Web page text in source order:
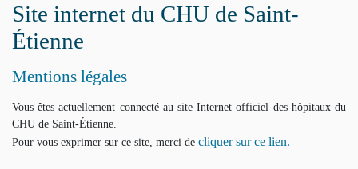
Site internet du CHU de Saint-
Étienne
Mentions légales
Vous êtes actuellement connecté au site Internet officiel des hôpitaux du
CHU de Saint-Étienne.
Pour vous exprimer sur ce site, merci de cliquer sur ce lien.